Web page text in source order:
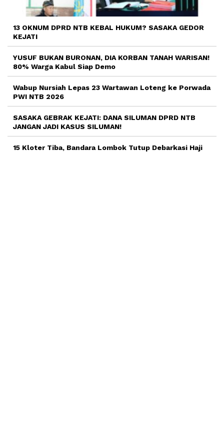
13 OKNUM DPRD NTB KEBAL HUKUM? SASAKA GEDOR
KEJATI
YUSUF BUKAN BURONAN, DIA KORBAN TANAH WARISAN!
80% Warga Kabul Siap Demo
Wabup Nursiah Lepas 23 Wartawan Loteng ke Porwada
PWI NTB 2026
SASAKA GEBRAK KEJATI: DANA SILUMAN DPRD NTB
JANGAN JADI KASUS SILUMAN!
15 Kloter Tiba, Bandara Lombok Tutup Debarkasi Haji